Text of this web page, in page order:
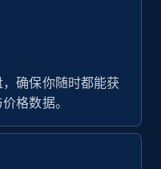
Product
Rating,
立即开始
确保你随时都能获
格数据。